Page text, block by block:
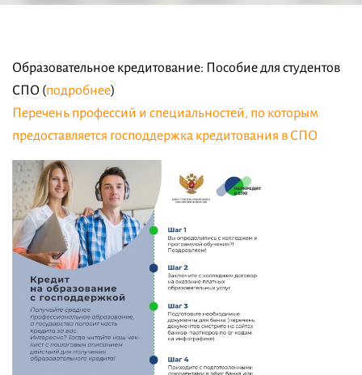
Образовательное кредитование: Пособие для студентов
СПО (подробнее)
Перечень профессий и специальностей, по которым
предоставляется господдержка кредитования в СПО